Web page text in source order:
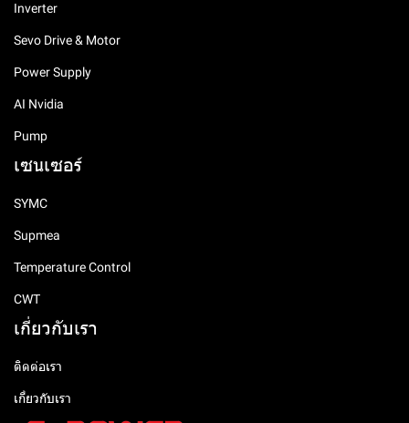
Inverter
Sevo Drive & Motor
Power Supply
AI Nvidia
Pump
เซนเซอร์
SYMC
Supmea
Temperature Control
CWT
เกี่ยวกับเรา
ติดต่อเรา
เกี่ยวกับเรา